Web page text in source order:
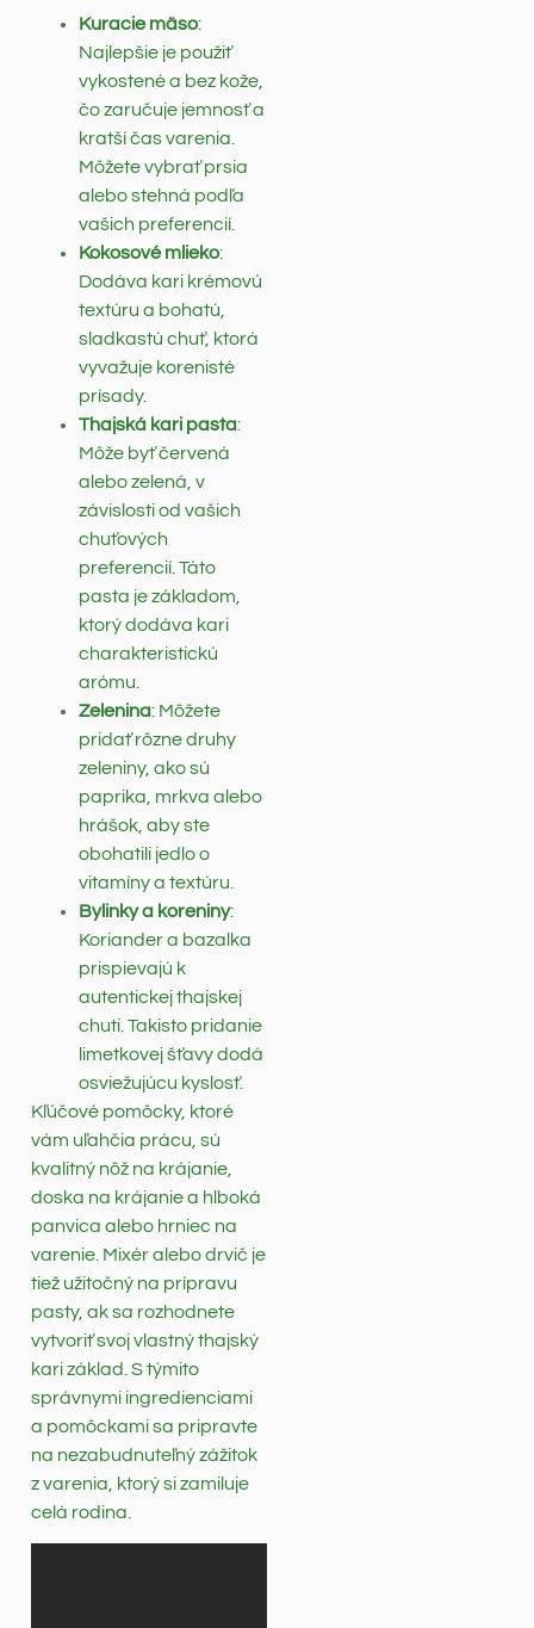
Kuracie mäso:
Najlepšie je použiť
vykostené a bez kože,
čo zaručuje jemnosť a
kratší čas varenia.
Môžete vybrať prsia
alebo stehná podľa
vašich preferencií.
Kokosové mlieko:
Dodáva kari krémovú
textúru a bohatú,
sladkastú chuť, ktorá
vyvažuje korenisté
prísady.
Thajská kari pasta:
Môže byť červená
alebo zelená, v
závislosti od vašich
chuťových
preferencií. Táto
pasta je základom,
ktorý dodáva kari
charakteristickú
arómu.
Zelenina: Môžete
pridať rôzne druhy
zeleniny, ako sú
paprika, mrkva alebo
hrášok, aby ste
obohatili jedlo o
vitamíny a textúru.
Bylinky a koreniny:
Koriander a bazalka
prispievajú k
autentickej thajskej
chuti. Takisto pridanie
limetkovej šťavy dodá
osviežujúcu kyslosť.
Kľúčové pomôcky, ktoré
vám uľahčia prácu, sú
kvalitný nôž na krájanie,
doska na krájanie a hlboká
panvica alebo hrniec na
varenie. Mixér alebo drvič je
tiež užitočný na prípravu
pasty, ak sa rozhodnete
vytvoriť svoj vlastný thajský
kari základ. S týmito
správnymi ingredienciami
a pomôckami sa pripravte
na nezabudnuteľný zážitok
z varenia, ktorý si zamiluje
celá rodina.